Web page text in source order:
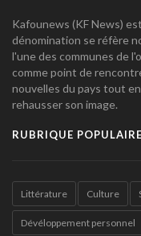
Kafounews (KF News)
dénomination se réfère
l'une des communes de
comme point de
nouvelles du pays tout
rehausser son image.
RUBRIQUE
Littérature Culture
Dévéloppement personnel